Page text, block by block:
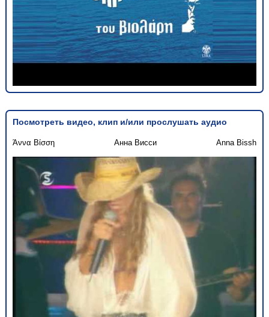
Посмотреть видео, клип и/или прослушать аудио
Άννα Βίσση Анна Висси Anna Bissh